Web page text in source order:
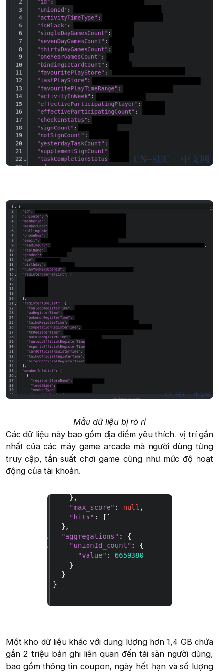
Mẫu dữ liệu bị rò rỉ
Các dữ liệu này bao gồm địa điểm yêu thích, vị trí gần
nhất của các máy game arcade mà người dùng từng
truy cập, tần suất chơi game cũng như mức độ hoạt
động của tài khoản.
Một kho dữ liệu khác với dung lượng hơn 1,4 GB chứa
gần 2 triệu bản ghi liên quan đến tài sản người dùng,
bao gồm thông tin coupon, ngày hết hạn và số lượng